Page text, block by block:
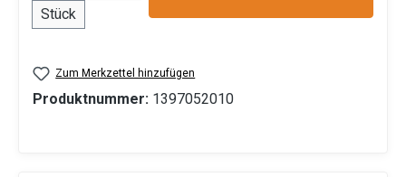
Stück
Zum Merkzettel hinzufügen
Produktnummer: 1397052010